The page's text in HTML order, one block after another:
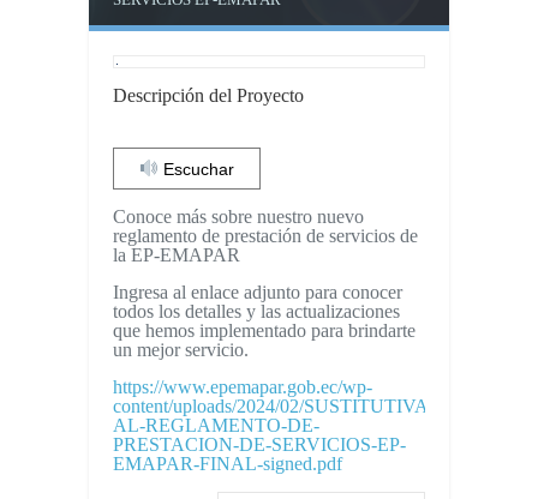
Descripción del Proyecto
Escuchar
Conoce más sobre nuestro nuevo
reglamento de prestación de servicios de
la EP-EMAPAR
Ingresa al enlace adjunto para conocer
todos los detalles y las actualizaciones
que hemos implementado para brindarte
un mejor servicio.
https://www.epemapar.gob.ec/wp-
content/uploads/2024/02/SUSTITUTIVA-
AL-REGLAMENTO-DE-
PRESTACION-DE-SERVICIOS-EP-
EMAPAR-FINAL-signed.pdf